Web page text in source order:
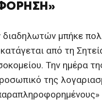
μπήκε
από τη
Την ημέρα
της